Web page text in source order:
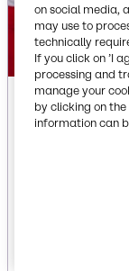
Cuidado
satisfacer
tejidos.
ecológicos
tejido:
y uniformes.
on social media,
may use to
technically
If you click on ’I
processing and
manage your
by clicking on
information can